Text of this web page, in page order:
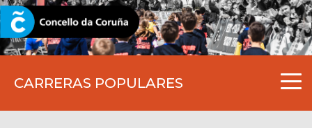
CARRERAS POPULARES
CORUNA.GAL